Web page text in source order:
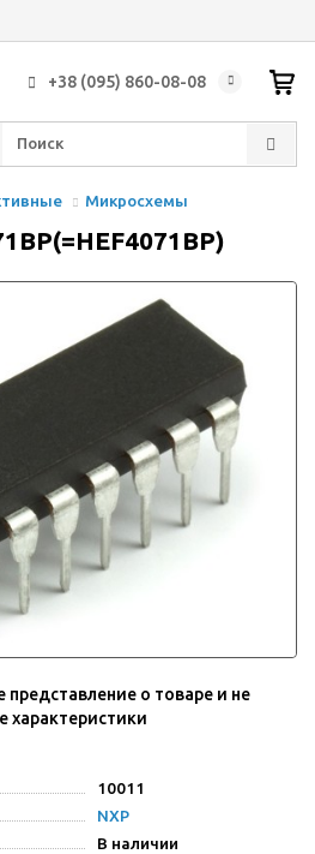
+38 (095) 860-08-08
Микросхемы
о товаре и не
характеристики
10011
NXP
В наличии